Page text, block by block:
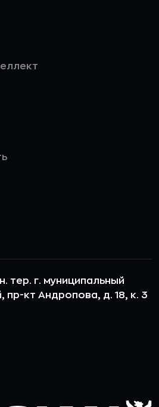
тер. г. муниципальный
пр-кт Андропова, д. 18, к. 3